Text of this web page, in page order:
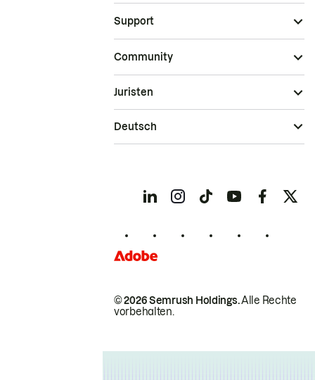
Support
Community
© 2026 Semrush Holdings.Alle Rechte
vorbehalten.
Juristen
Deutsch